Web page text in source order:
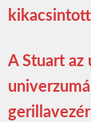
A Stuart